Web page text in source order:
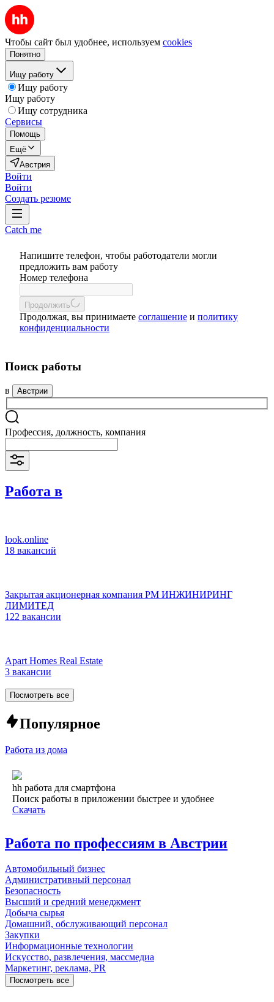
Чтобы сайт был удобнее, используем cookies
Понятно
Ищу работу
Ищу работу
Ищу работу
Ищу сотрудника
Сервисы
Помощь
Ещё
Австрия
Войти
Войти
Создать резюме
Catch me
Напишите телефон, чтобы работодатели могли
предложить вам работу
Номер телефона
Продолжить
Продолжая, вы принимаете соглашение и политику
конфиденциальности
Поиск работы
в Австрии
Профессия, должность, компания
Работа в
look.online
18 вакансий
Закрытая акционерная компания РМ ИНЖИНИРИНГ
ЛИМИТЕД
122 вакансии
Apart Homes Real Estate
3 вакансии
Посмотреть все
Популярное
Работа из дома
hh работа для смартфона
Поиск работы в приложении быстрее и удобнее
Скачать
Работа по профессиям в Австрии
Автомобильный бизнес
Административный персонал
Безопасность
Высший и средний менеджмент
Добыча сырья
Домашний, обслуживающий персонал
Закупки
Информационные технологии
Искусство, развлечения, массмедиа
Маркетинг, реклама, PR
Посмотреть все